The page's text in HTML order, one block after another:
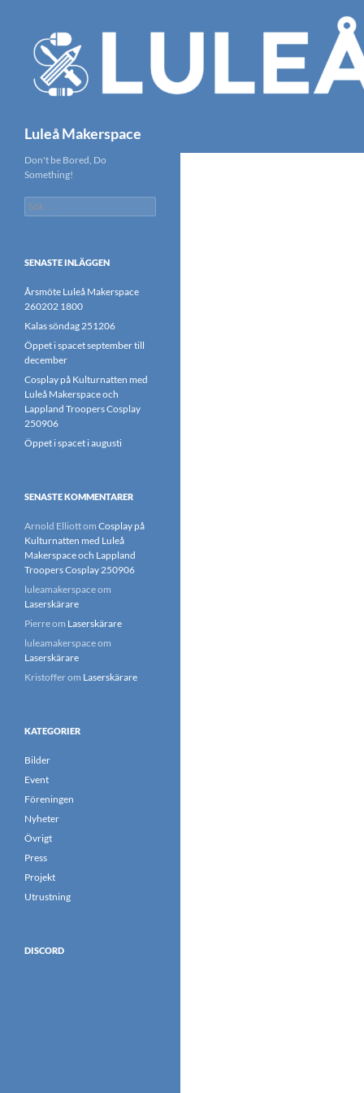
innehåll
Luleå Makerspace
Don't be Bored, Do
Something!
Sök
efter:
SENASTE INLÄGGEN
Årsmöte Luleå Makerspace
260202 1800
Kalas söndag 251206
Öppet i spacet september till
december
Cosplay på Kulturnatten med
Luleå Makerspace och
Lappland Troopers Cosplay
250906
Öppet i spacet i augusti
SENASTE KOMMENTARER
Arnold Elliottom Cosplay på
Kulturnatten med Luleå
Makerspace och Lappland
Troopers Cosplay 250906
luleamakerspaceom
Laserskärare
Pierreom Laserskärare
luleamakerspaceom
Laserskärare
Kristofferom Laserskärare
KATEGORIER
Bilder
Event
Föreningen
Nyheter
Övrigt
Press
Projekt
Utrustning
DISCORD